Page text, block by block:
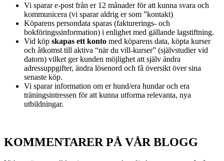
Vi sparar e-post från er 12 månader för att kunna svara och
kommunicera (vi sparar aldrig er som ”kontakt)
Köparens persondata sparas (fakturerings- och
bokföringssinformation) i enlighet med gällande lagstiftning.
Vid köp skapas ett konto med köparens data, köpta kurser
och åtkomst till aktiva “när du vill-kurser” (självstudier vid
datorn) vilket ger kunden möjlighet att själv ändra
adressuppgifter, ändra lösenord och få översikt över sina
senaste köp.
Vi sparar information om er hund/era hundar och era
träningsintressen för att kunna utforma relevanta, nya
utbildningar.
KOMMENTARER PÅ VÅR BLOGG